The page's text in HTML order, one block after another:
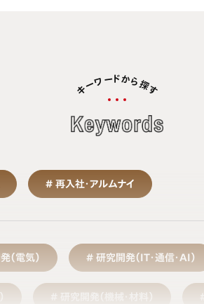
キーワ ー ドから探す
再入社・アルムナイ
（電気） 研究開発（IT・通信・AI）
研究開発（機械・材料）